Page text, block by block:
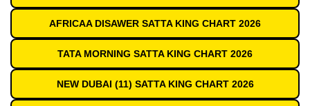
AFRICAA DISAWER SATTA KING CHART 2026
TATA MORNING SATTA KING CHART 2026
NEW DUBAI (11) SATTA KING CHART 2026